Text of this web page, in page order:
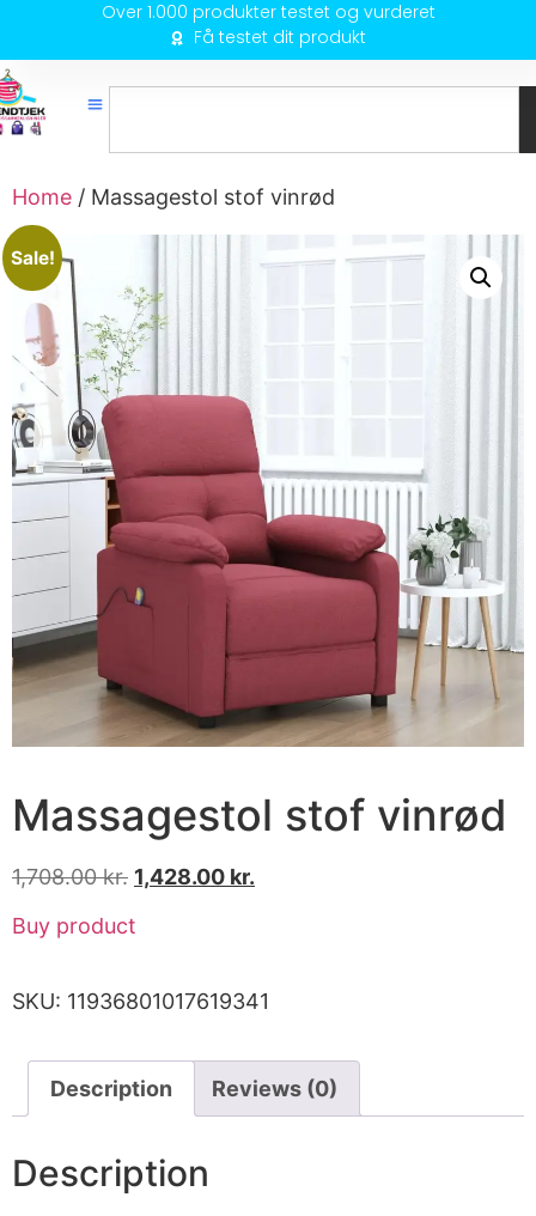
Over 1.000 produkter testet og vurderet
Få testet dit produkt
Home / Massagestol stof vinrød
Sale!
Massagestol stof vinrød
1,708.00kr. 1,428.00 kr.
Buy product
SKU: 11936801017619341
Description Reviews (0)
Description